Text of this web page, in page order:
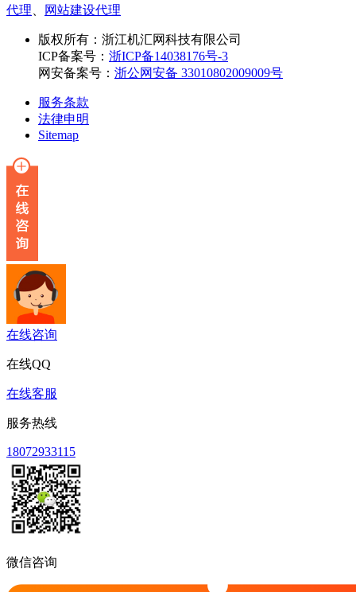
代理
网站建设代理
版权所有： 浙江机汇网科技有限公司
ICP备案号： 浙ICP备14038176号-3
网安备案号： 浙公网安备 33010802009009号
服务条款
法律申明
Sitemap
在线咨询
在线QQ
在线客服
服务热线
18072933115
微信咨询